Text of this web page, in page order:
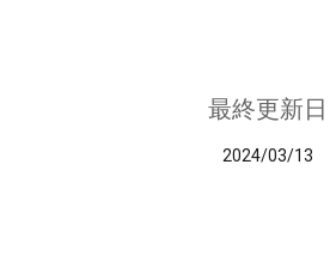
最終更新日
2024/03/13